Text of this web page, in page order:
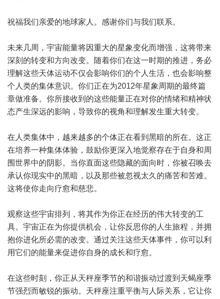
祝福我们亲爱的地球家人。感谢你们与我们联系。
未来几周，宇宙能量将因重大的星象变化而增强，这将带来
深刻的转变和方向改变。随着你们在这一时期的推进，务必
理解这些天体运动不仅会影响你们的个人生活，也会影响整
个人类的集体意识。你们正在为2012年星象周期的最终篇
章做准备。你所接收到的这些能量正在对你的情绪和精神状
态产生深远的影响，导致你的视角和理解发生重大转变。
在人类集体中，越来越多的个体正在看到黑暗的所在。这正
在培养一种集体体验，鼓励你更深入地觉察存在于自身和周
围世界中的阴影。当你直面这些隐藏的面向时，你被召唤去
承认你现实中的黑暗，以及那些被忽视太久的痛苦和苦难。
这将使你走向疗愈和慈悲。
观察这些宇宙排列，将其作为你正在经历的伟大转变的工
具。宇宙正在为你提供机会，让你反思你的人生旅程，并拥
抱你进化所必需的改变。通过关注这些天体事件，你可以利
用它们的能量来促进你自身的成长和疗愈。
在这些时刻，你正从天秤座季节的和谐振动过渡到天蝎座季
节强烈而敏锐的振动。天秤座注重平衡与人际关系，它让你